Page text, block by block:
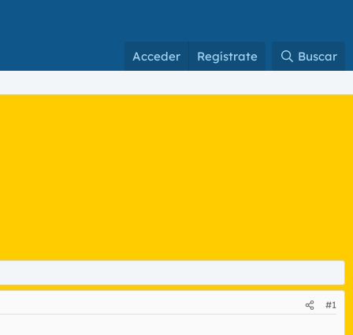
Acceder Regístrate Buscar
#1